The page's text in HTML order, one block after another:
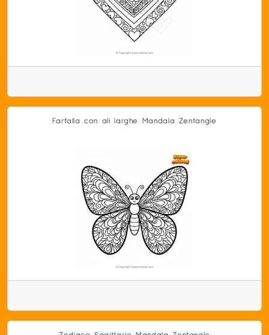
Farfalla con ali larghe Mandala Zentangle